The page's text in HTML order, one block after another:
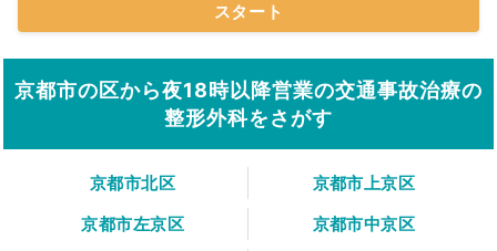
スタート
京都市の区から夜18時以降営業の交通事故治療の
整形外科をさがす
京都市北区
京都市上京区
京都市左京区
京都市中京区